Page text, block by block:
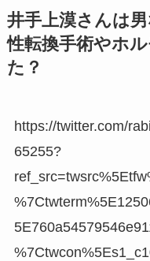
井手上漠さんは
性転換手術やホ
た？
https://twitter.com/
65255?